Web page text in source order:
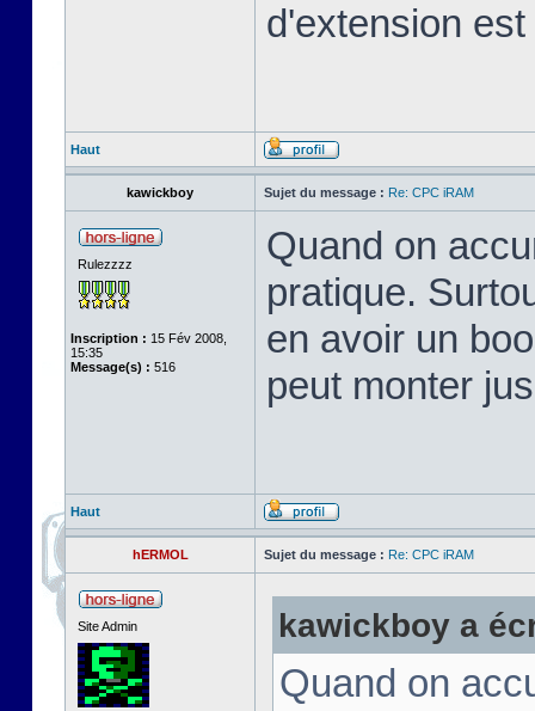
d'extension
Haut
kawickboy Sujet du message : Re: CPC iRAM
Rulezzzz
Inscription : 15 Fév 2008,
15:35
Message(s) : 516
Quand on
pratique.
en avoir un
peut monter
Haut
hERMOL Sujet du message : Re: CPC iRAM
Site Admin kawickboy a
Quand on